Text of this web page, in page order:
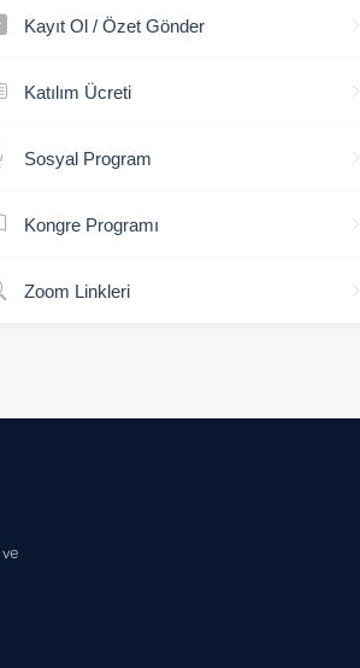
Kayıt Ol / Özet Gönder
Katılım Ücreti
Sosyal Program
Kongre Programı
Zoom Linkleri